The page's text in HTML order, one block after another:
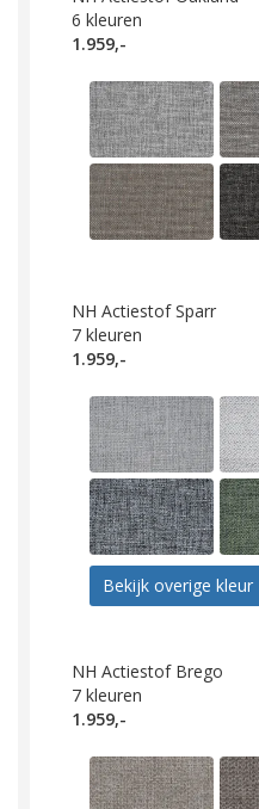
6 kleuren
1.959,-
NH Actiestof Sparr
7 kleuren
1.959,-
Bekijk overige kleur
NH Actiestof Brego
7 kleuren
1.959,-